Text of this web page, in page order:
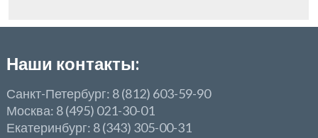
Наши контакты:
Санкт-Петербург: 8 (812) 603-59-90
Москва: 8 (495) 021-30-01
Екатеринбург: 8 (343) 305-00-31